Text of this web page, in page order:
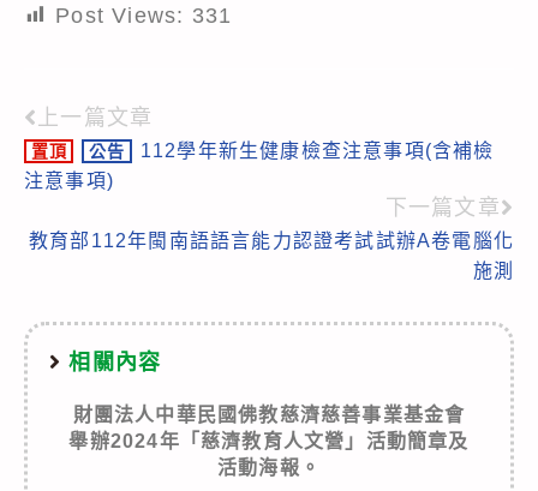
Post Views: 331
Read
more
上一篇文章
置頂 公告
112學年新生健康檢查注意事項(含補檢
注意事項)
下一篇文章
教育部112年閩南語語言能力認證考試試辦A卷電腦化
施測
相關內容
財團法人中華民國佛教慈濟慈善事業基金會
舉辦2024年「慈濟教育人文營」活動簡章及
活動海報。